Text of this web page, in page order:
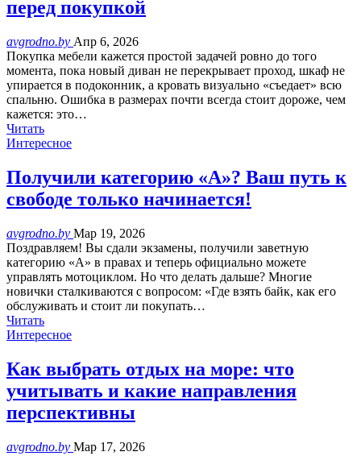
перед покупкой
avgrodno.by Апр 6, 2026
Покупка мебели кажется простой задачей ровно до того
момента, пока новый диван не перекрывает проход, шкаф не
упирается в подоконник, а кровать визуально «съедает» всю
спальню. Ошибка в размерах почти всегда стоит дороже, чем
кажется: это…
Читать
Интересное
Получили категорию «А»? Ваш путь к
свободе только начинается!
avgrodno.by Мар 19, 2026
Поздравляем! Вы сдали экзамены, получили заветную
категорию «А» в правах и теперь официально можете
управлять мотоциклом. Но что делать дальше? Многие
новички сталкиваются с вопросом: «Где взять байк, как его
обслуживать и стоит ли покупать…
Читать
Интересное
Как выбрать отдых на море: что
учитывать и какие направления
перспективны
avgrodno.by Мар 17, 2026